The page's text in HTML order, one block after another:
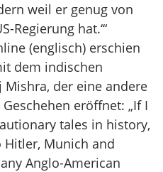
weil er genug von
Regierung hat.‘“
(englisch) erschien
dem indischen
Mishra, der eine andere
eröffnet: „If I
tales in history,
Munich and
Anglo-American